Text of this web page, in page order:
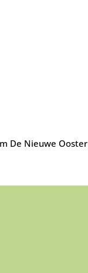
De Nieuwe Ooster